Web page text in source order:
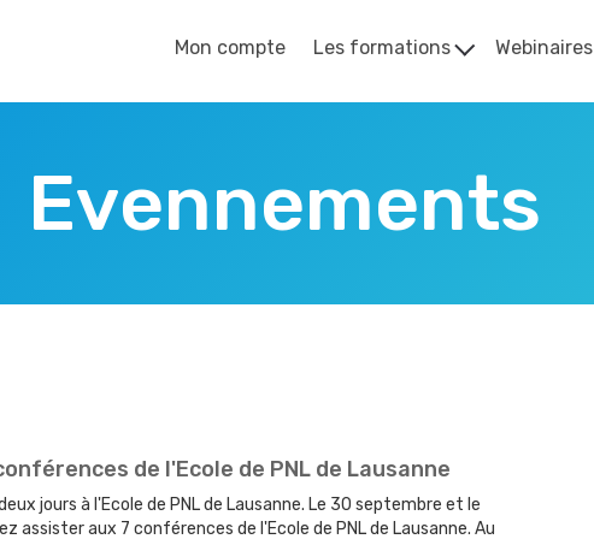
Mon compte Les formations Webinaires
Evennements
de l'Ecole de PNL de Lausanne
jours à l'Ecole de PNL de Lausanne. Le 30 septembre et le
assister aux 7 conférences de l'Ecole de PNL de Lausanne. Au